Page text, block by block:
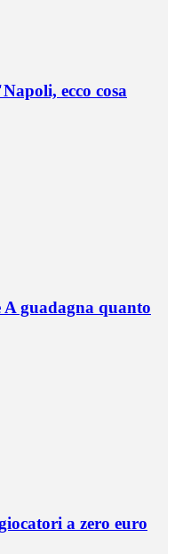
ecco cosa
A guadagna quanto
a zero euro